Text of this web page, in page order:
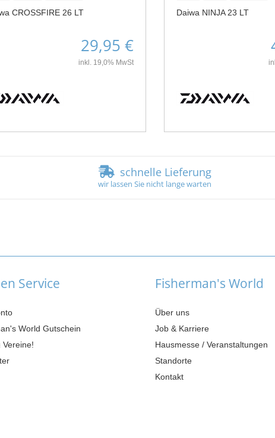
CROSSFIRE 26 LT
29,95 €
inkl. 19,0% MwSt
Daiwa NINJA 23 LT
schnelle Lieferung
wir lassen Sie nicht lange warten
Service
World Gutschein
Vereine!
Fisherman's World
Über uns
Job & Karriere
Hausmesse / Veranstaltungen
Standorte
Kontakt